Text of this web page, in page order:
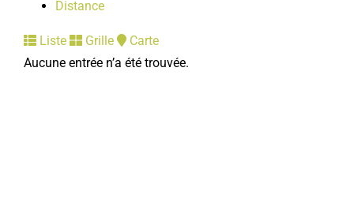
Distance
Liste Grille
Carte
Aucune entrée n’a été trouvée.